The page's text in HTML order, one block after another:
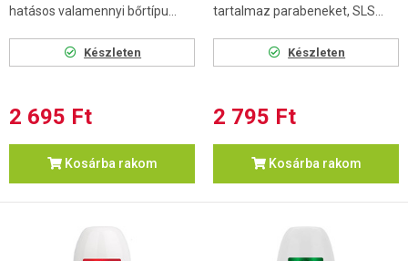
hatásos valamennyi bőrtípu...
Készleten
2 695 Ft
Kosárba rakom
tartalmaz parabeneket, SLS...
Készleten
2 795 Ft
Kosárba rakom